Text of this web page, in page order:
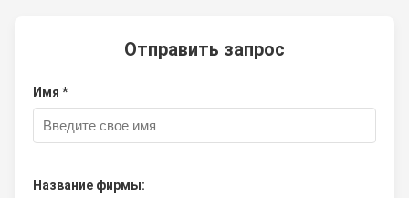
Отправить запрос
Имя *
Название фирмы: